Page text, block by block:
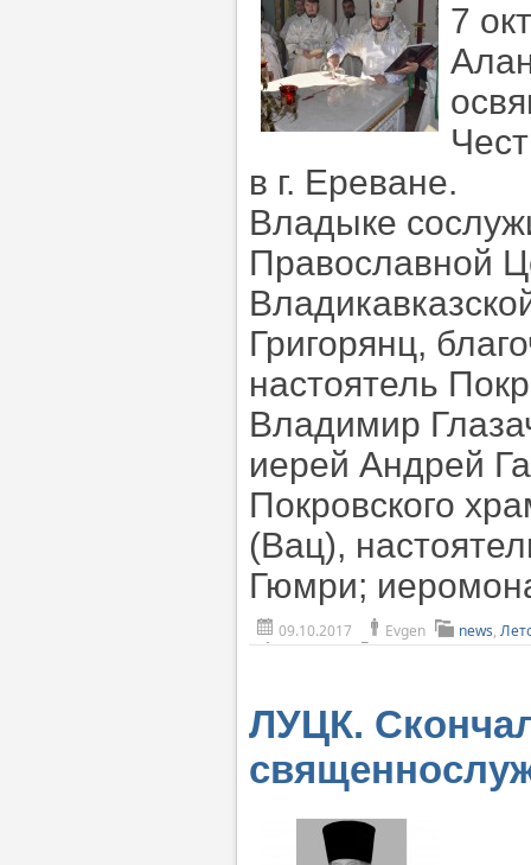
7
в г. Ереване.
Владыке
Православной
Григорянц,
настоятель
Владимир
иерей Андрей
Покровского
(Вац),
Гюмри;
09.10.2017 Evgen news,
ЛУЦК.